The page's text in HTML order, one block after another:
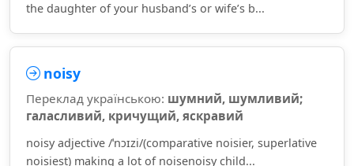
the daughter of your husband’s or wife’s b...
noisy
Переклад українською: шумний, шумливий;
галасливий, кричущий, яскравий
noisy adjective /ˈnɔɪzi/(comparative noisier, superlative
noisiest) making a lot of noisenoisy child...